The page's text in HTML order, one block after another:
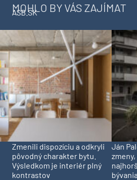
MOHLO BY VÁS ZAJÍMAT
ASB.SK
Zmenili dispozíciu a odkryli
pôvodný charakter bytu.
Výsledkom je interiér plný
kontrastov
Ján
bývania